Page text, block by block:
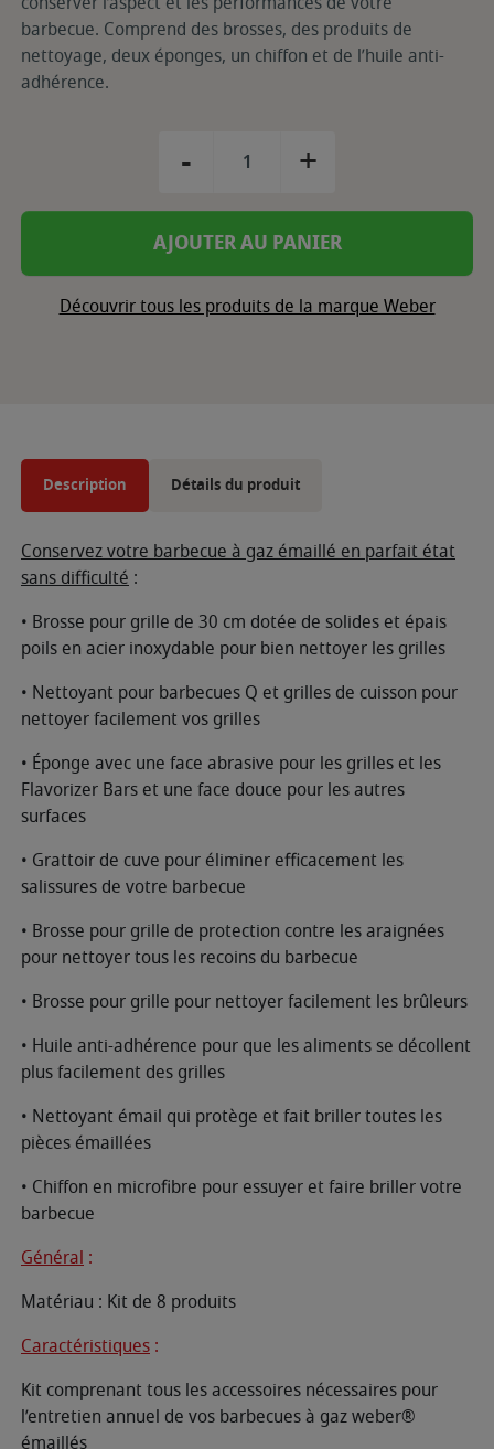
barbecue. Comprend des brosses, des produits de
nettoyage, deux éponges, un chiffon et de l’huile anti-
adhérence.
- +
AJOUTER AU PANIER
Découvrir tous les produits de la marque Weber
Description Détails du produit
Conservez votre barbecue à gaz émaillé en parfait état
sans difficulté :
• Brosse pour grille de 30 cm dotée de solides et épais
poils en acier inoxydable pour bien nettoyer les grilles
• Nettoyant pour barbecues Q et grilles de cuisson pour
nettoyer facilement vos grilles
• Éponge avec une face abrasive pour les grilles et les
Flavorizer Bars et une face douce pour les autres
surfaces
• Grattoir de cuve pour éliminer efficacement les
salissures de votre barbecue
• Brosse pour grille de protection contre les araignées
pour nettoyer tous les recoins du barbecue
• Brosse pour grille pour nettoyer facilement les brûleurs
• Huile anti-adhérence pour que les aliments se décollent
plus facilement des grilles
• Nettoyant émail qui protège et fait briller toutes les
pièces émaillées
• Chiffon en microfibre pour essuyer et faire briller votre
barbecue
Général :
Matériau : Kit de 8 produits
Caractéristiques :
Kit comprenant tous les accessoires nécessaires pour
l’entretien annuel de vos barbecues à gaz weber®
émaillés